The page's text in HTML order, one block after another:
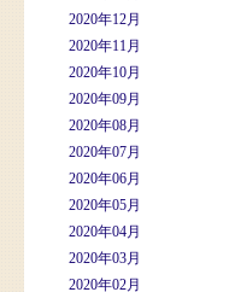
2020年12月
2020年11月
2020年10月
2020年09月
2020年08月
2020年07月
2020年06月
2020年05月
2020年04月
2020年03月
2020年02月